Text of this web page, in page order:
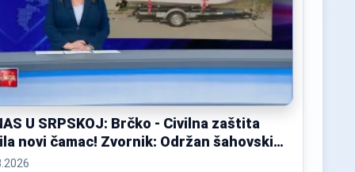
U SRPSKOJ: Brčko - Civilna zaštita
novi čamac! Zvornik: Održan šahovski
na mostu!